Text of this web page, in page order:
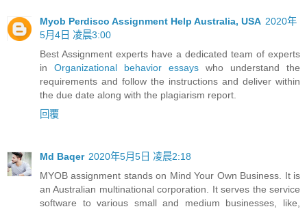
Myob Perdisco Assignment Help Australia, USA 2020年
5月4日 凌晨3:00
Best Assignment experts have a dedicated team of experts
in Organizational behavior essays who understand the
requirements and follow the instructions and deliver within
the due date along with the plagiarism report.
回覆
Md Baqer 2020年5月5日 凌晨2:18
MYOB assignment stands on Mind Your Own Business. It is
an Australian multinational corporation. It serves the service
software to various small and medium businesses, like,